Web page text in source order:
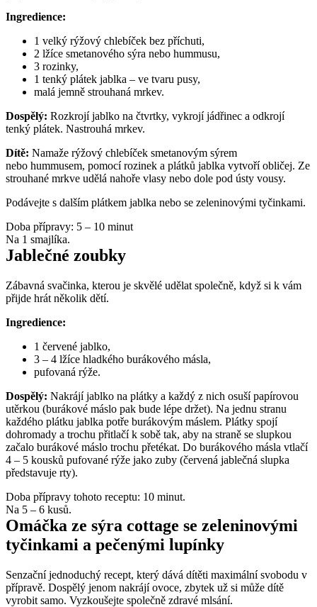
Ingredience:
1 velký rýžový chlebíček bez příchuti,
2 lžíce smetanového sýra nebo hummusu,
3 rozinky,
1 tenký plátek jablka – ve tvaru pusy,
malá jemně strouhaná mrkev.
Dospělý: Rozkrojí jablko na čtvrtky, vykrojí jádřinec a odkrojí
tenký plátek. Nastrouhá mrkev.
Dítě: Namaže rýžový chlebíček smetanovým sýrem
nebo hummusem, pomocí rozinek a plátků jablka vytvoří obličej. Ze
strouhané mrkve udělá nahoře vlasy nebo dole pod ústy vousy.
Podávejte s dalším plátkem jablka nebo se zeleninovými tyčinkami.
Doba přípravy: 5 – 10 minut
Na 1 smajlíka.
Jablečné zoubky
Zábavná svačinka, kterou je skvělé udělat společně, když si k vám
přijde hrát několik dětí.
Ingredience:
1 červené jablko,
3 – 4 lžíce hladkého burákového másla,
pufovaná rýže.
Dospělý: Nakrájí jablko na plátky a každý z nich osuší papírovou
utěrkou (burákové máslo pak bude lépe držet). Na jednu stranu
každého plátku jablka potře burákovým máslem. Plátky spojí
dohromady a trochu přitlačí k sobě tak, aby na straně se slupkou
začalo burákové máslo trochu přetékat. Do burákového másla vtlačí
4 – 5 kousků pufované rýže jako zuby (červená jablečná slupka
představuje rty).
Doba přípravy tohoto receptu: 10 minut.
Na 5 – 6 kusů.
Omáčka ze sýra cottage se zeleninovými
tyčinkami a pečenými lupínky
Senzační jednoduchý recept, který dává dítěti maximální svobodu v
přípravě. Dospělý jenom nakrájí ovoce, zbytek už si může dítě
vyrobit samo. Vyzkoušejte společně zdravé mlsání.